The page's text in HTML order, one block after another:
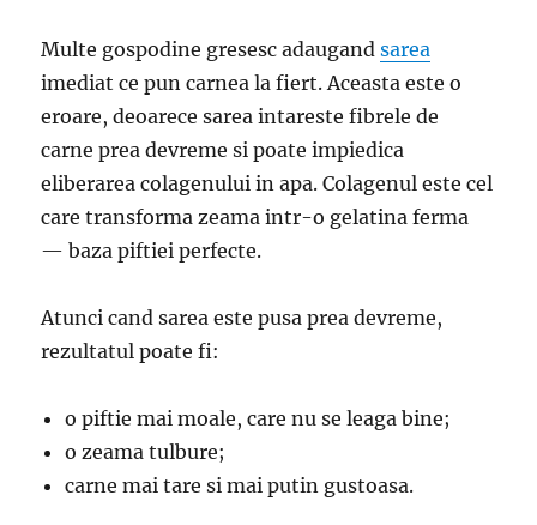
Multe gospodine gresesc adaugandsarea
imediat ce pun carnea la fiert. Aceasta este o
eroare, deoarece sarea intareste fibrele de
carne prea devreme si poate impiedica
eliberarea colagenului in apa. Colagenul este cel
care transforma zeama intr-o gelatina ferma
— baza piftiei perfecte.
Atunci cand sarea este pusa prea devreme,
rezultatul poate fi:
o piftie mai moale, care nu se leaga bine;
o zeama tulbure;
carne mai tare si mai putin gustoasa.